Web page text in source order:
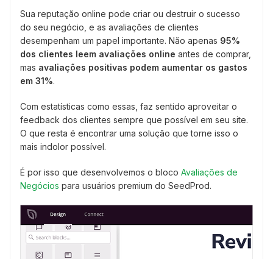
Sua reputação online pode criar ou destruir o sucesso
do seu negócio, e as avaliações de clientes
desempenham um papel importante. Não apenas 95%
dos clientes leem avaliações online antes de comprar,
mas avaliações positivas podem aumentar os gastos
em 31%.
Com estatísticas como essas, faz sentido aproveitar o
feedback dos clientes sempre que possível em seu site.
O que resta é encontrar uma solução que torne isso o
mais indolor possível.
É por isso que desenvolvemos o bloco Avaliações de
Negócios para usuários premium do SeedProd.